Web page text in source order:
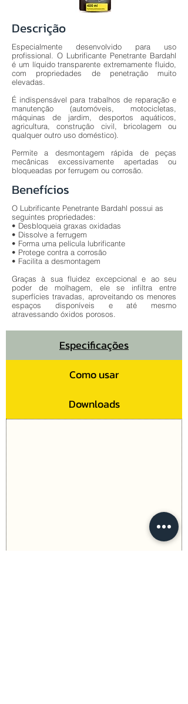
Descrição
Especialmente desenvolvido para uso
profissional. O Lubrificante Penetrante Bardahl
é um líquido transparente extremamente fluido,
com propriedades de penetração muito
elevadas.
É indispensável para trabalhos de reparação e
manutenção (automóveis, motocicletas,
máquinas de jardim, desportos aquáticos,
agricultura, construção civil, bricolagem ou
qualquer outro uso doméstico).
Permite a desmontagem rápida de peças
mecânicas excessivamente apertadas ou
bloqueadas por ferrugem ou corrosão.
Benefícios
O Lubrificante Penetrante Bardahl possui as
seguintes propriedades:
• Desbloqueia graxas oxidadas
• Dissolve a ferrugem
• Forma uma película lubrificante
• Protege contra a corrosão
• Facilita a desmontagem
Graças à sua fluidez excepcional e ao seu
poder de molhagem, ele se infiltra entre
superfícies travadas, aproveitando os menores
espaços disponíveis e até mesmo
atravessando óxidos porosos.
Especificações
Como usar
Downloads